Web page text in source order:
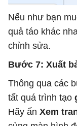
Nếu như bạn
quả táo khác
chỉnh sửa.
Bước 7: Xuất
Thông qua các
tất quá trình tạo
Hãy ấn Xem